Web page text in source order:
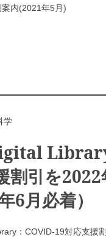
内(2021年5月)
学
割引を
6月必着）
：COVID-19対応支援